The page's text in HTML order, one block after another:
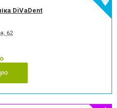
DiVaDent
62